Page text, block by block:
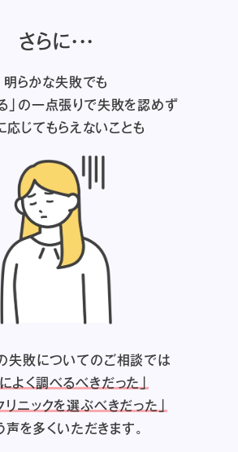
さらに・・・
明らかな失敗でも
」の一点張りで失敗を認めず
応じてもらえないことも
失敗についてのご相談では
によく調べるべきだった」
リニックを選ぶべきだった」
声を多くいただきます。